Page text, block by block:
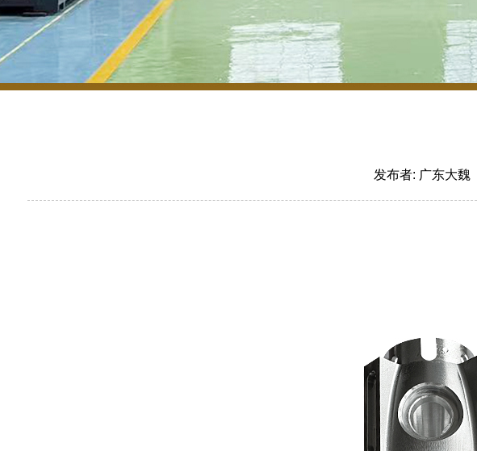
发布者: 广东大